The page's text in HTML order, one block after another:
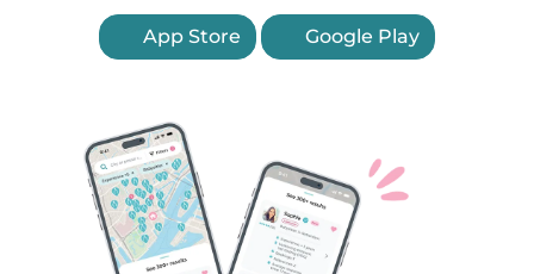
App Store Google Play